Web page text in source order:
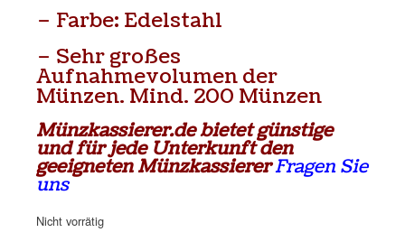
– Farbe: Edelstahl
– Sehr großes
Aufnahmevolumen der
Münzen. Mind. 200 Münzen
Münzkassierer.de bietet günstige
und für jede Unterkunft den
geeigneten MünzkassiererFragen Sie
uns
Nicht vorrätig